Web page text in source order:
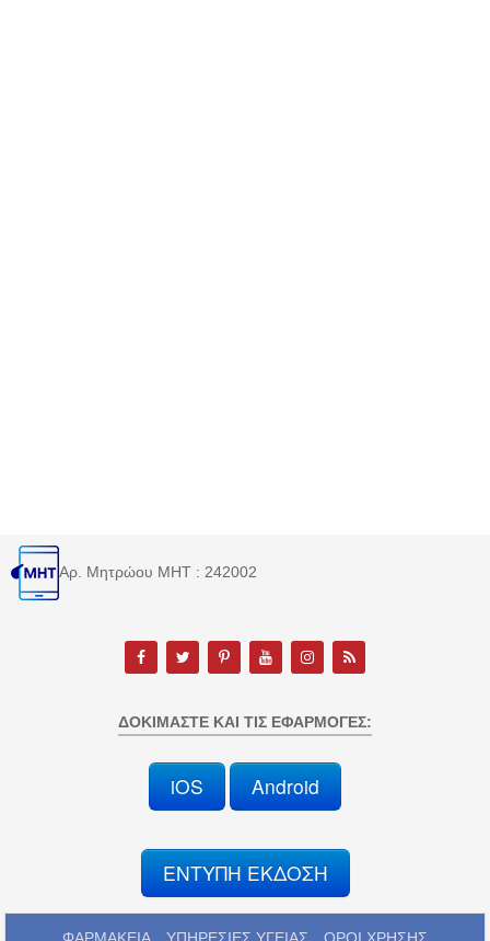
Αρ. Μητρώου MHT : 242002
ΔΟΚΙΜΆΣΤΕ ΚΑΙ ΤΙΣ ΕΦΑΡΜΟΓΈΣ:
iOS Android
ΕΝΤΥΠΗ ΕΚΔΟΣΗ